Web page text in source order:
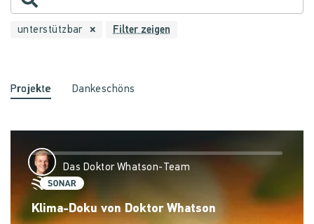
unterstützbar Filter zeigen
Projekte Dankeschöns
Das Doktor Whatson-Team
Klima-Doku von Doktor Whatson